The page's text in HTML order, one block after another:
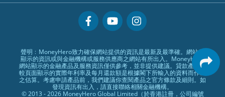
Starr
置業安居
專欄文章
網上支援
常見問題
條款及細則
編輯守則
廣告合作
聲明﹕MoneyHero致力確保網站提供的資訊是最新及最準確。網站所
顯示的資訊或與金融機構或服務供應商之網站有所出入。MoneyHero
網站顯示的金融產品及服務資訊僅供參考，並非提供建議。貸款產品比
較頁面顯示的實際年利率及每月還款額是根據閣下所輸入的資料而作出
之估算。考慮申請產品前，我們建議你查閱產品之官方條款及細則。如
發現資訊有出入，請直接聯絡相關金融機構。
© 2013 - 2026 MoneyHero Global Limited（於香港註冊，公司編號